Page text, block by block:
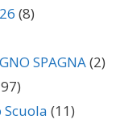
(8)
SPAGNA(2)
Scuola (11)